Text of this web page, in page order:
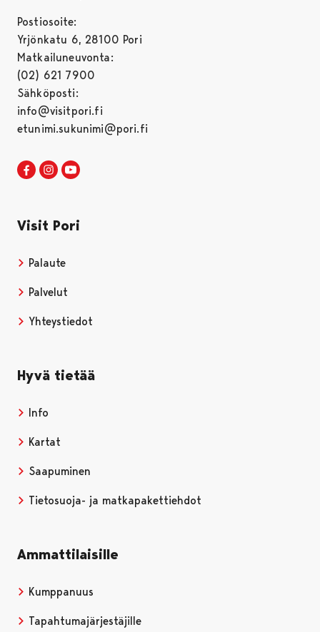
Postiosoite:
Yrjönkatu 6, 28100 Pori
Matkailuneuvonta:
(02) 621 7900
Sähköposti:
info@visitpori.fi
etunimi.sukunimi@pori.fi
Visit Pori Facebookissa
Avautuu uudessa välilehdessä
Visit Pori Instagrammissa
Avautuu uudessa välilehdessä
Visit Pori
Palaute
Palvelut
Yhteystiedot
Hyvä tietää
Info
Kartat
Saapuminen
Tietosuoja- ja matkapakettiehdot
Ammattilaisille
Kumppanuus
Tapahtumajärjestäjille